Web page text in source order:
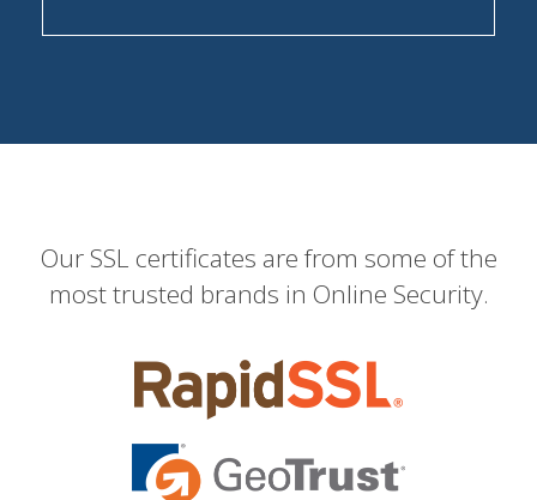
Our SSL certificates are from some of the
most trusted brands in Online Security.